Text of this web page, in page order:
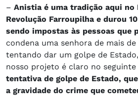
– Anistia é uma tradição aqui
Revolução Farroupilha e durou
sendo impostas às pessoas que
condena uma senhora de mais
tentando dar um golpe de Estado,
nosso projeto é claro no
tentativa de golpe de Estado,
a gravidade do crime que